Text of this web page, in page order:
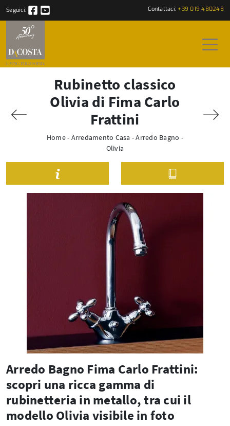
Seguici: Contattaci: +39 019 480248
Rubinetto classico
Olivia di Fima Carlo
Frattini
Home- Arredamento Casa -Arredo Bagno -
Olivia
Arredo Bagno Fima Carlo Frattini:
scopri una ricca gamma di
rubinetteria in metallo, tra cui il
modello Olivia visibile in foto